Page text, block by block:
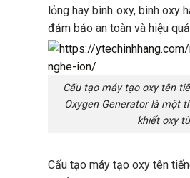
lỏng hay bình oxy, bình oxy
đảm bảo an toàn và hiệu
Cấu tạo máy tạo oxy tên
Oxygen Generator là một
khiết oxy
Cấu tạo máy tạo oxy tên